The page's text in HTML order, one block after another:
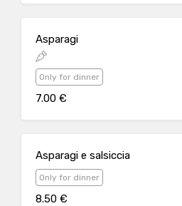
Asparagi
Only for dinner
7.00 €
Asparagi e salsiccia
Only for dinner
8.50 €